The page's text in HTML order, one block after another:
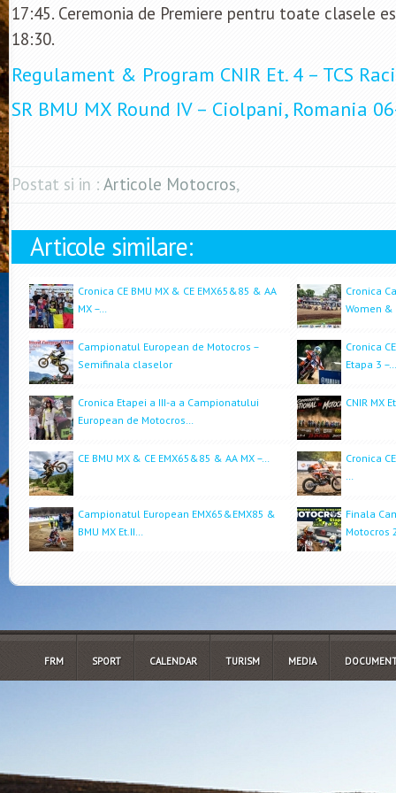
17:45. Ceremonia de Premiere pentru toate clasele
18:30.
Regulament & Program CNIR Et. 4 – TCS
SR BMU MX Round IV – Ciolpani, Romania
Postat si in : Articole Motocros,
Articole similare:
Cronica CE BMU MX & CE EMX65&85 & AA
MX –…
Cronica
Women &
Campionatul European de Motocros –
Semifinala claselor
Cronica
Etapa 3 –…
Cronica Etapei a III-a a Campionatului
European de Motocros…
CNIR MX
CE BMU MX & CE EMX65&85 & AA MX –…
Cronica
…
Campionatul European EMX65&EMX85 &
BMU MX Et.II…
Finala
Motocros
FRM SPORT CALENDAR TURISM MEDIA